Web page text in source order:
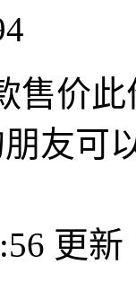
售价
友可
更新